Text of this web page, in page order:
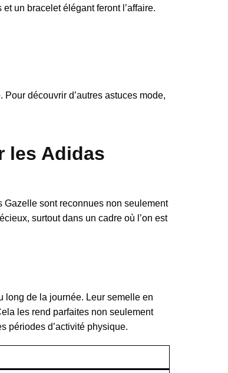
un bracelet élégant feront l’affaire.
découvrir d’autres astuces mode,
les Adidas
Gazelle sont reconnues non seulement
surtout dans un cadre où l’on est
long de la journée. Leur semelle en
les rend parfaites non seulement
périodes d’activité physique.